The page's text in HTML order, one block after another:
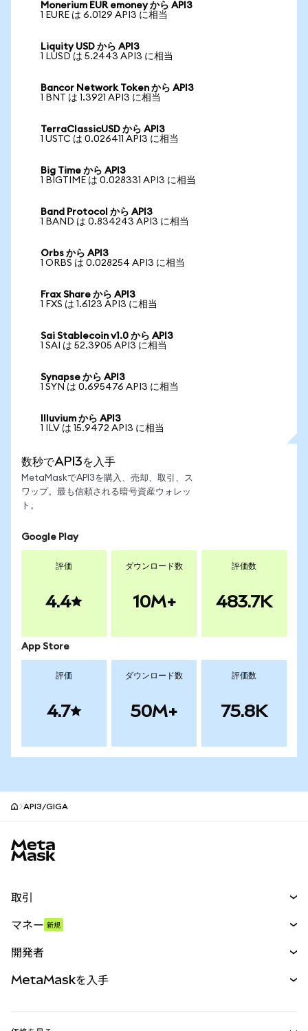
Monerium EUR emoney から API3
1 EURE は 6.0129 API3 に相当
Liquity USD から API3
1 LUSD は 5.2443 API3 に相当
Bancor Network Token から API3
1 BNT は 1.3921 API3 に相当
TerraClassicUSD から API3
1 USTC は 0.026411 API3 に相当
Big Time から API3
1 BIGTIME は 0.028331 API3 に相当
Band Protocol から API3
1 BAND は 0.834243 API3 に相当
Orbs から API3
1 ORBS は 0.028254 API3 に相当
Frax Share から API3
1 FXS は 1.6123 API3 に相当
Sai Stablecoin v1.0 から API3
1 SAI は 52.3905 API3 に相当
Synapse から API3
1 SYN は 0.695476 API3 に相当
Illuvium から API3
1 ILV は 15.9472 API3 に相当
数秒でAPI3を入手
MetaMaskでAPI3を購入、売却、取引、ス
ワップ。最も信頼される暗号資産ウォレッ
ト。
Google Play
評価
4.4
ダウンロード数
10M+
評価数
483.7K
App Store
評価
4.7
ダウンロード数
50M+
評価数
75.8K
API3/GIGA
取引
パーペチュアル
RWA
マネー 新規
開発者
MetaMaskを入手